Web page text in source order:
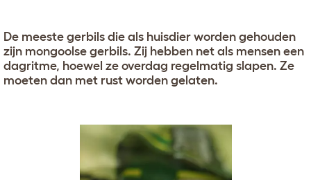
De meeste gerbils die als huisdier worden gehouden
zijn mongoolse gerbils. Zij hebben net als mensen een
dagritme, hoewel ze overdag regelmatig slapen. Ze
moeten dan met rust worden gelaten.